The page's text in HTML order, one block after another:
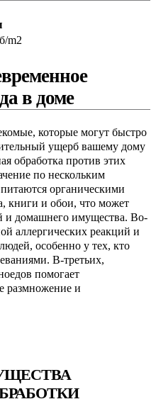
m2
в доме
которые могут быстро
ущерб вашему дому
обработка против этих
по нескольким
органическими
книги и обои, что может
и домашнего имущества. Во-
аллергических реакций и
особенно у тех, кто
В-третьих,
помогает
размножение и